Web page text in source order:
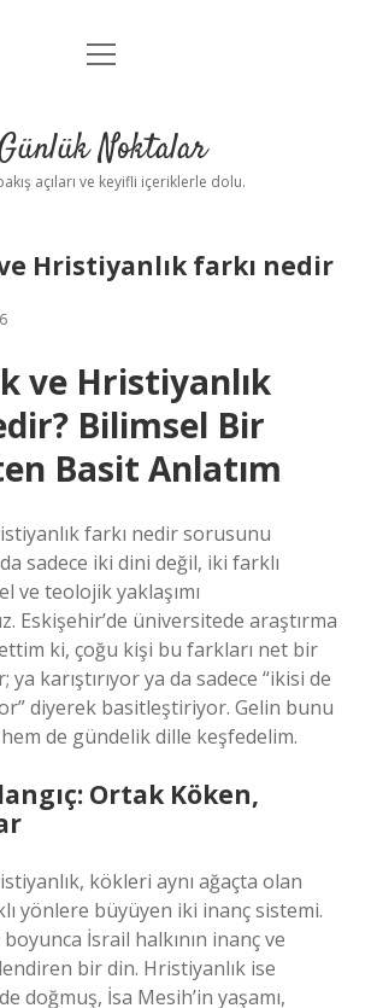
Anasayfa
Yasal Uyarı
menüyü
Noktalar
açıları ve keyifli içeriklerle dolu.
Hristiyanlık farkı nedir
ve Hristiyanlık
Bilimsel Bir
Basit Anlatım
farkı nedir sorusunu
sadece iki dini değil, iki farklı
ve teolojik yaklaşımı
Eskişehir’de üniversitede araştırma
ki, çoğu kişi bu farkları net bir
karıştırıyor ya da sadece “ikisi de
diyerek basitleştiriyor. Gelin bunu
de gündelik dille keşfedelim.
Ortak Köken,
kökleri aynı ağaçta olan
yönlere büyüyen iki inanç sistemi.
İsrail halkının inanç ve
bir din. Hristiyanlık ise
doğmuş, İsa Mesih’in yaşamı,